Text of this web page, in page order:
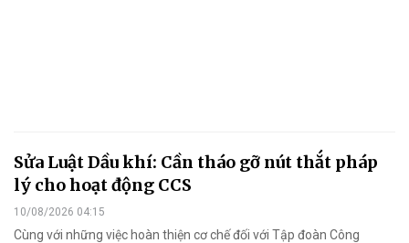
Sửa Luật Dầu khí: Cần tháo gỡ nút thắt pháp
lý cho hoạt động CCS
10/08/2026 04:15
Cùng với những việc hoàn thiện cơ chế đối với Tập đoàn Công